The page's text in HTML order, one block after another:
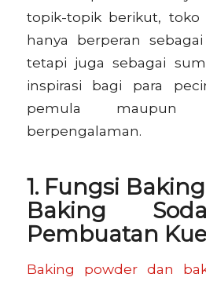
topik-topik berikut,
hanya berperan
tetapi juga sebagai
inspirasi bagi para
pemula maupun
berpengalaman.
1. Fungsi
Baking
Pembuatan Kue
Baking powder dan